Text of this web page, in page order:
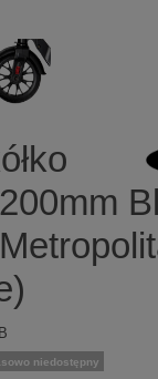
niedostępny